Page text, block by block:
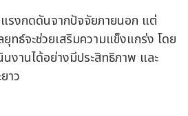
รงกดดันจากปัจจัยภายนอก แต่
ทธ์จะช่วยเสริมความแข็งแกร่ง โดย
นงานได้อย่างมีประสิทธิภาพ และ
าว